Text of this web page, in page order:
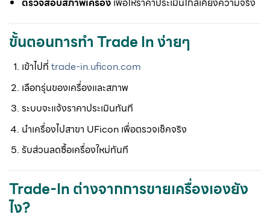
ขั้นตอนการทำ Trade In ง่ายๆ
เข้าไปที่ trade-in.uficon.com
เลือกรุ่นของเครื่องและสภาพ
ระบบจะแจ้งราคาประเมินทันที
นำเครื่องไปสาขา UFicon เพื่อตรวจเช็คจริง
รับส่วนลดซื้อเครื่องใหม่ทันที
Trade-In ต่างจากการขายเครื่องเองยัง
ไง?